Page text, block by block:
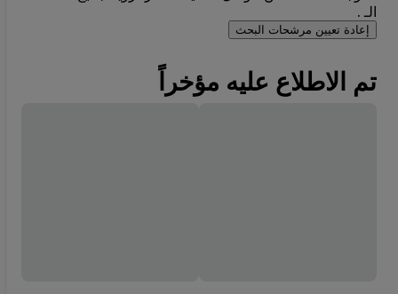
الـ .
إعادة تعيين مرشحات البحث
تم الاطلاع عليه مؤخراً